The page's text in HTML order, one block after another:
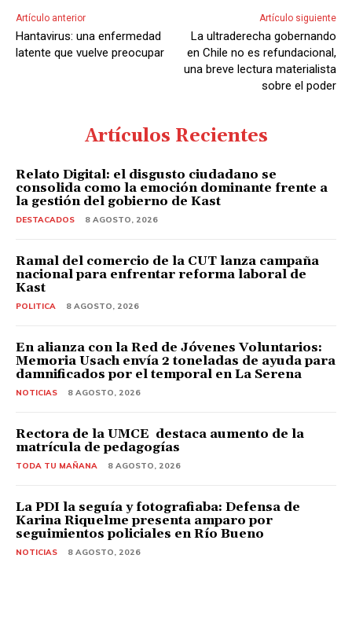
Artículo anterior
Hantavirus: una enfermedad
latente que vuelve preocupar
Artículo siguiente
La ultraderecha gobernando
en Chile no es refundacional,
una breve lectura materialista
sobre el poder
Artículos Recientes
Relato Digital: el disgusto ciudadano se
consolida como la emoción dominante frente a
la gestión del gobierno de Kast
DESTACADOS 8 AGOSTO, 2026
Ramal del comercio de la CUT lanza campaña
nacional para enfrentar reforma laboral de
Kast
POLITICA 8 AGOSTO, 2026
En alianza con la Red de Jóvenes Voluntarios:
Memoria Usach envía 2 toneladas de ayuda para
damnificados por el temporal en La Serena
NOTICIAS 8 AGOSTO, 2026
Rectora de la UMCE destaca aumento de la
matrícula de pedagogías
TODA TU MAÑANA 8 AGOSTO, 2026
La PDI la seguía y fotografiaba: Defensa de
Karina Riquelme presenta amparo por
seguimientos policiales en Río Bueno
NOTICIAS 8 AGOSTO, 2026